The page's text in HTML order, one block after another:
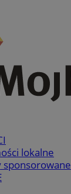
lokalne
sponsorowane